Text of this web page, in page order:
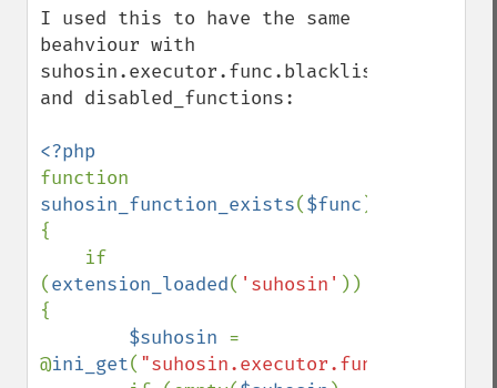
I used this to have the same
beahviour with
suhosin.executor.func.blacklist
and disabled_functions:
suhosin_function_exists($func )
{
(extension_loaded( 'suhosin' ))
{
$suhosin =
@ini_get(